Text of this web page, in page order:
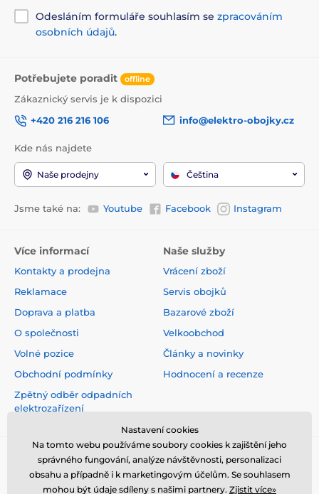
Odesláním formuláře souhlasím se zpracováním
osobních údajů.
Potřebujete poradit offline
Zákaznický servis je k dispozici
+420 216 216 106
info@elektro-obojky.cz
Kde nás najdete
Naše prodejny Čeština
Jsme také na: Youtube Facebook Instagram
Více informací
Kontakty a prodejna
Reklamace
Doprava a platba
O společnosti
Volné pozice
Obchodní podmínky
Zpětný odběr odpadních
elektrozařízení
Naše služby
Vrácení zboží
Servis obojků
Bazarové zboží
Velkoobchod
Články a novinky
Hodnocení a recenze
Nastavení cookies
Na tomto webu používáme soubory cookies k zajištění jeho
správného fungování, analýze návštěvnosti, personalizaci
obsahu a případně i k marketingovým účelům. Se souhlasem
mohou být údaje sdíleny s našimi partnery. Zjistit více»